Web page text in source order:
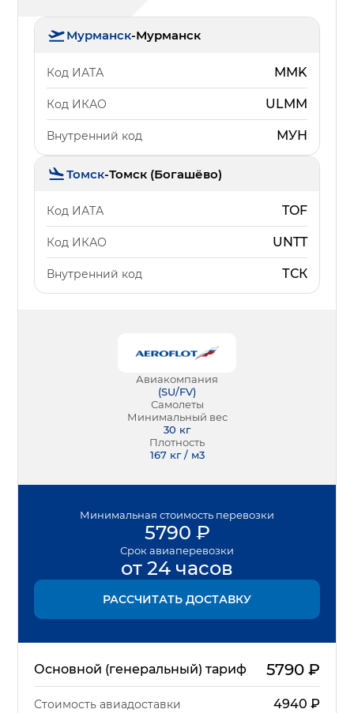
Мурманск-Мурманск
Код ИАТА MMK
Код ИКАО ULMM
Внутренний код МУН
Томск-Томск (Богашёво)
Код ИАТА TOF
Код ИКАО UNTT
Внутренний код ТСК
Авиакомпания
(SU/FV)
Самолеты
Минимальный вес
30 кг
Плотность
167 кг / м3
Минимальная стоимость перевозки
5790 ₽
Срок авиаперевозки
от 24 часов
РАССЧИТАТЬ ДОСТАВКУ
Основной (генеральный) тариф 5790₽
Стоимость авиадоставки 4940 ₽